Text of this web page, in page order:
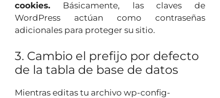
cookies. Básicamente, las claves de
WordPress actúan como contraseñas
adicionales para proteger su sitio.
3. Cambio el prefijo por defecto
de la tabla de base de datos
Mientras editas tu archivo wp-config-